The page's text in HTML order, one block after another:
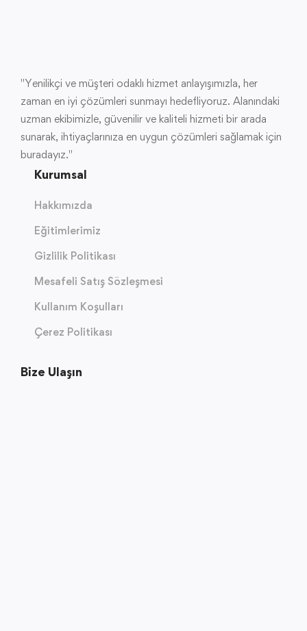
"Yenilikçi ve müşteri odaklı hizmet anlayışımızla, her
zaman en iyi çözümleri sunmayı hedefliyoruz. Alanındaki
uzman ekibimizle, güvenilir ve kaliteli hizmeti bir arada
sunarak, ihtiyaçlarınıza en uygun çözümleri sağlamak için
buradayız."
Kurumsal
Hakkımızda
Eğitimlerimiz
Gizlilik Politikası
Mesafeli Satış Sözleşmesi
Kullanım Koşulları
Çerez Politikası
Bize Ulaşın